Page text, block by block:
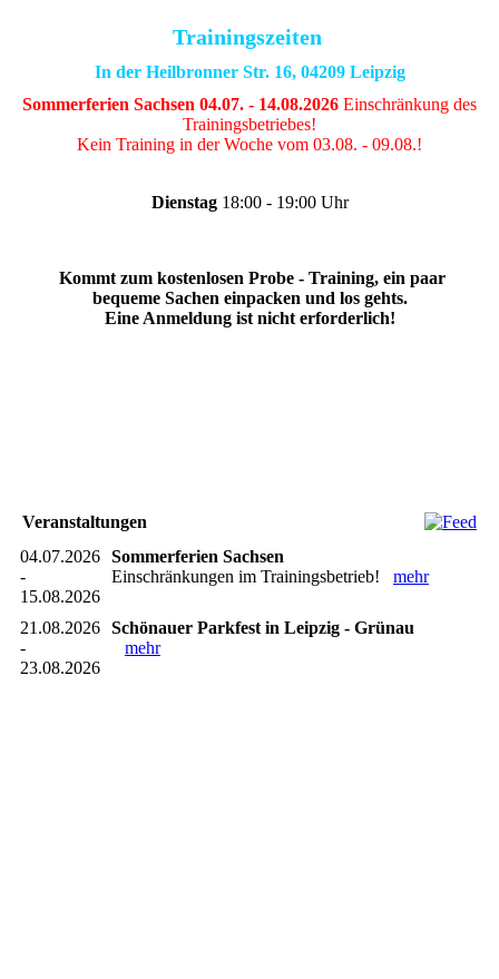
Trainingszeiten
In der Heilbronner Str. 16, 04209 Leipzig
Sommerferien Sachsen 04.07. - 14.08.2026 Einschränkung des
Trainingsbetriebes!
Kein Training in der Woche vom 03.08. - 09.08.!
Dienstag 18:00 - 19:00 Uhr
Kommt zum kostenlosen Probe - Training, ein paar
bequeme Sachen einpacken und los gehts.
Eine Anmeldung ist nicht erforderlich!
Veranstaltungen
04.07.2026
-
15.08.2026
Sommerferien Sachsen
Einschränkungen im Trainingsbetrieb! mehr
21.08.2026
-
23.08.2026
Schönauer Parkfest in Leipzig - Grünau
mehr